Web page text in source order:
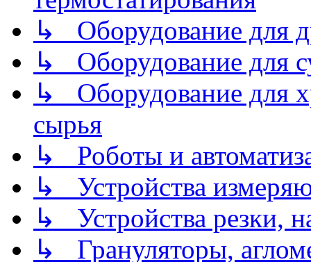
↳ Оборудование для
↳ Оборудование для
↳ Оборудование для
сырья
↳ Роботы и
↳ Устройства
↳ Устройства резки,
↳ Грануляторы,